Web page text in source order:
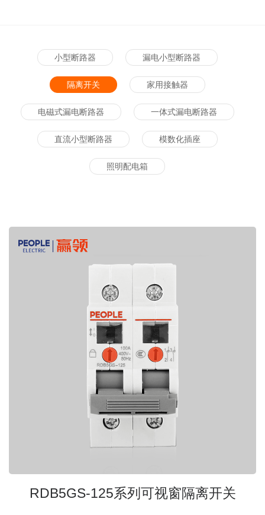
小型断路器 漏电小型断路器
隔离开关 家用接触器
电磁式漏电断路器 一体式漏电断路器
直流小型断路器 模数化插座
照明配电箱
RDB5GS-125系列可视窗隔离开关